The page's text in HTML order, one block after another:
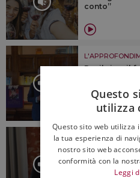
conto”
Per il vino, il
identità
“Dovremmo
consorzi di
Questo
utilizza
Questo sito web utilizza
la tua esperienza di
nostro sito web
conformità con la
Leggi